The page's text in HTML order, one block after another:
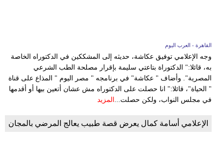
القاهرة - العرب اليوم
وجه الإعلامي توفيق عكاشة، حديثه إلى المشككين في الدكتوراه الخاصة
به، قائلا:" الدكتوراة بتاعتي سليمة بإقرار مصلحة الطب الشرعي
المصرية". وأضاف " عكاشة" في برنامجه " مصر اليوم " المذاع على قناة
" الحياة"، قائلا:" انا حصلت على الدكتوراه مش عشان أتعين بيها أو أقدمها
في مجلس النواب، ولكن حصلت...
المزيد
الإعلامي أسامة كمال يعرض قصة طبيب يعالج المرضي بالمجان